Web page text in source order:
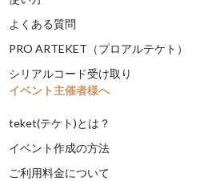
よくある質問
PRO ARTEKET（プロアルテケト）
シリアルコード受け取り
イベント主催者様へ
teket(テケト)とは？
イベント作成の方法
ご利用料金について